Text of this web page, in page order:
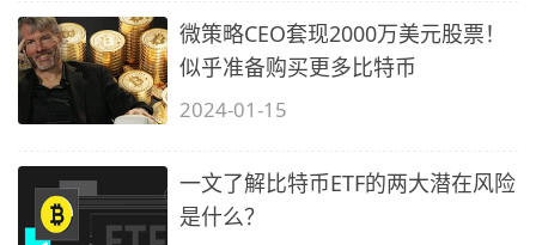
微策略CEO套现2000万美元股票！
似乎准备购买更多比特币
2024-01-15
一文了解比特币ETF的两大潜在风险
是什么？